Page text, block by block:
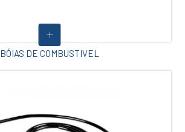
BÓIAS DE COMBUSTIVEL